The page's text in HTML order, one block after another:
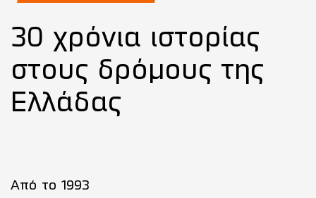
30 χρόνια ιστορίας
στους δρόμους της
Ελλάδας
Από το 1993